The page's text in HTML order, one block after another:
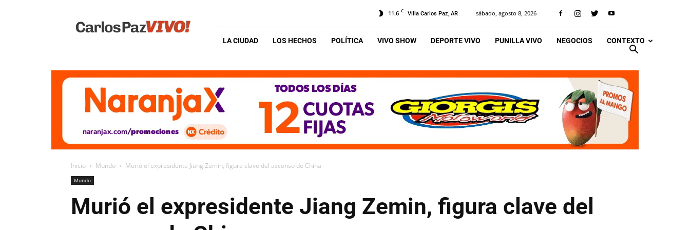
Vivo
11.6 C Villa Carlos Paz, AR sábado, agosto 8, 2026
LA CIUDAD LOS HECHOS POLÍTICA VIVO SHOW DEPORTE VIVO PUNILLA VIVO NEGOCIOS CONTEXTO
Inicio Mundo Murió el expresidente Jiang Zemin, figura clave del ascenso de China
Mundo
Murió el expresidente Jiang Zemin, figura clave del